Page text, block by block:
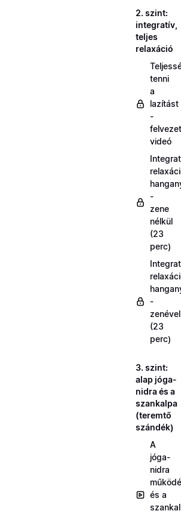
2. szint:
integratív,
teljes
relaxáció
tenni
a
lazítást
-
videó
-
zene
nélkül
(23
perc)
-
zenével
(23
perc)
3. szint:
alap jóga-
nidra és a
szankalpa
(teremtő
szándék)
A
jóga-
nidra
és a